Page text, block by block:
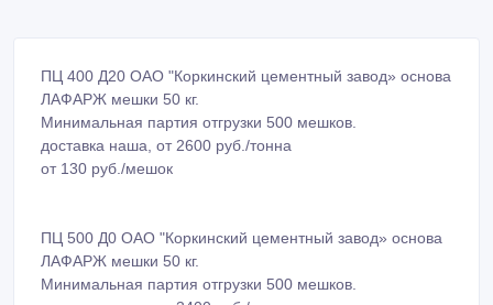
ПЦ 400 Д20 ОАО "Коркинский цементный завод» основа
ЛАФАРЖ мешки 50 кг.
Минимальная партия отгрузки 500 мешков.
доставка наша, от 2600 руб./тонна
от 130 руб./мешок
ПЦ 500 Д0 ОАО "Коркинский цементный завод» основа
ЛАФАРЖ мешки 50 кг.
Минимальная партия отгрузки 500 мешков.